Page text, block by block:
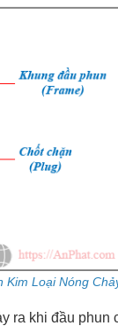
Kim Loại Nóng
ra khi đầu